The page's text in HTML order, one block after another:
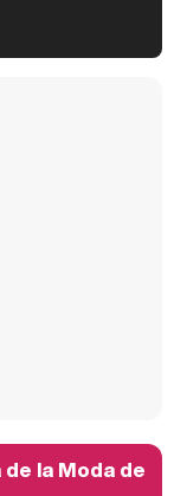
Belén Esteban: "Estoy emocionada, muy contenta y muy feliz por llegar a RTVE"
de la Moda de